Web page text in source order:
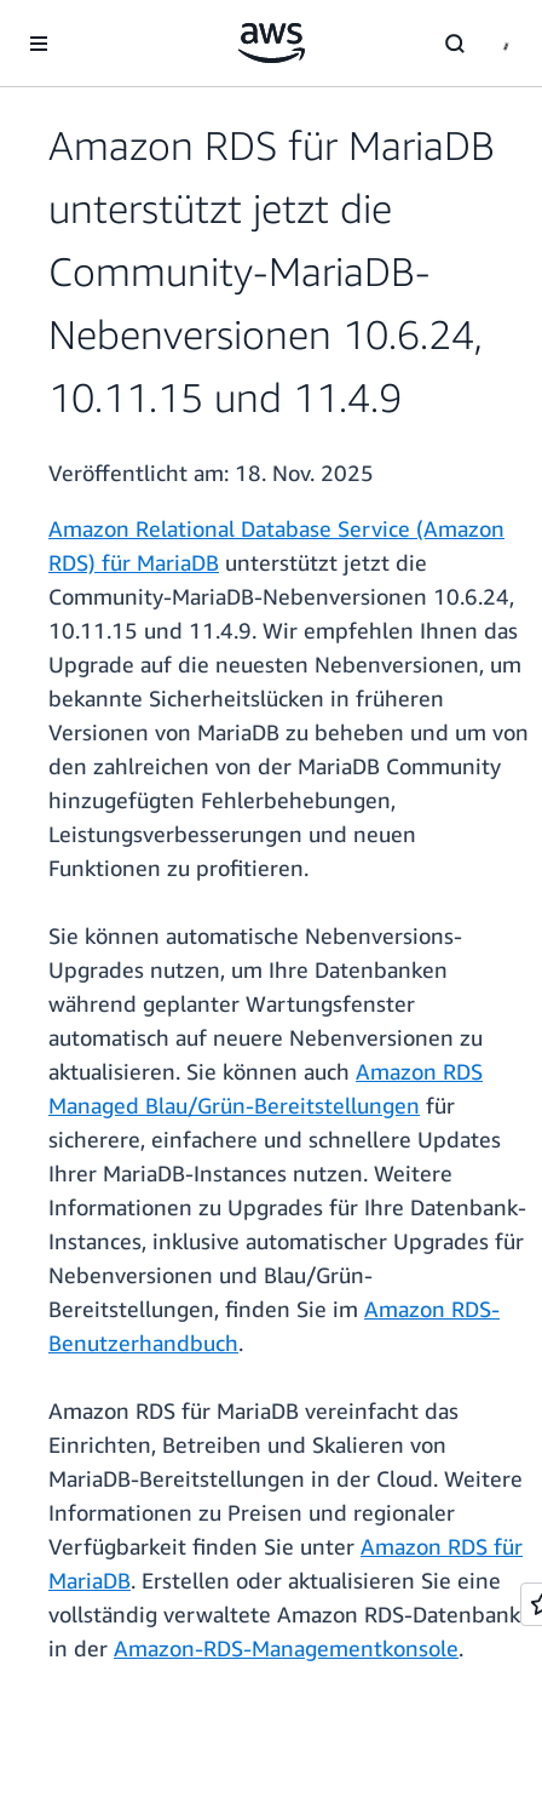
Überspringen zum Hauptinhalt
Amazon RDS für MariaDB
unterstützt jetzt die
Community-MariaDB-
Nebenversionen 10.6.24,
10.11.15 und 11.4.9
Veröffentlicht am: 18. Nov. 2025
Amazon Relational Database Service (Amazon
RDS) für MariaDB unterstützt jetzt die
Community-MariaDB-Nebenversionen 10.6.24,
10.11.15 und 11.4.9. Wir empfehlen Ihnen das
Upgrade auf die neuesten Nebenversionen, um
bekannte Sicherheitslücken in früheren
Versionen von MariaDB zu beheben und um von
den zahlreichen von der MariaDB Community
hinzugefügten Fehlerbehebungen,
Leistungsverbesserungen und neuen
Funktionen zu profitieren.
Sie können automatische Nebenversions-
Upgrades nutzen, um Ihre Datenbanken
während geplanter Wartungsfenster
automatisch auf neuere Nebenversionen zu
aktualisieren. Sie können auch Amazon RDS
Managed Blau/Grün-Bereitstellungen für
sicherere, einfachere und schnellere Updates
Ihrer MariaDB-Instances nutzen. Weitere
Informationen zu Upgrades für Ihre Datenbank-
Instances, inklusive automatischer Upgrades für
Nebenversionen und Blau/Grün-
Bereitstellungen, finden Sie im Amazon RDS-
Benutzerhandbuch.
Amazon RDS für MariaDB vereinfacht das
Einrichten, Betreiben und Skalieren von
MariaDB-Bereitstellungen in der Cloud. Weitere
Informationen zu Preisen und regionaler
Verfügbarkeit finden Sie unter Amazon RDS für
MariaDB. Erstellen oder aktualisieren Sie eine
vollständig verwaltete Amazon RDS-Datenbank
in der Amazon-RDS-Managementkonsole.